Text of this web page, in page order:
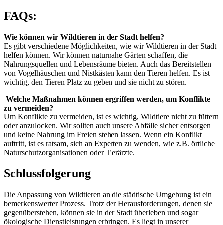
FAQs:
Wie können wir Wildtieren in der Stadt helfen?
Es gibt verschiedene Möglichkeiten, wie wir Wildtieren in der Stadt
helfen können. Wir können naturnahe Gärten schaffen, die
Nahrungsquellen und Lebensräume bieten. Auch das Bereitstellen
von Vogelhäuschen und Nistkästen kann den Tieren helfen. Es ist
wichtig, den Tieren Platz zu geben und sie nicht zu stören.
Welche Maßnahmen können ergriffen werden, um Konflikte
zu vermeiden?
Um Konflikte zu vermeiden, ist es wichtig, Wildtiere nicht zu füttern
oder anzulocken. Wir sollten auch unsere Abfälle sicher entsorgen
und keine Nahrung im Freien stehen lassen. Wenn ein Konflikt
auftritt, ist es ratsam, sich an Experten zu wenden, wie z.B. örtliche
Naturschutzorganisationen oder Tierärzte.
Schlussfolgerung
Die Anpassung von Wildtieren an die städtische Umgebung ist ein
bemerkenswerter Prozess. Trotz der Herausforderungen, denen sie
gegenüberstehen, können sie in der Stadt überleben und sogar
ökologische Dienstleistungen erbringen. Es liegt in unserer